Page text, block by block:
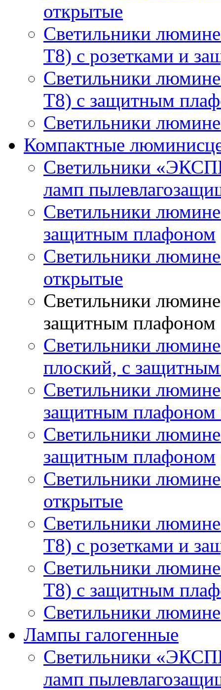
открытые
Светильники
T8) с розетками и
Светильники
T8) с защитным
Светильники
Компактные
Светильники
ламп
Светильники
защитным плафоном
Светильники
открытые
Светильники
защитным плафоном
Светильники
плоский, с
Светильники
защитным плафоном
Светильники
защитным плафоном
Светильники
открытые
Светильники
T8) с розетками и
Светильники
T8) с защитным
Светильники
Лампы галогенные
Светильники
ламп